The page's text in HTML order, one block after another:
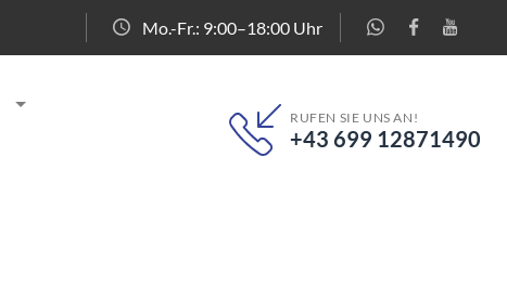
Mo.-Fr.: 9:00–18:00 Uhr
RUFEN SIE UNS AN!
+43 699 12871490